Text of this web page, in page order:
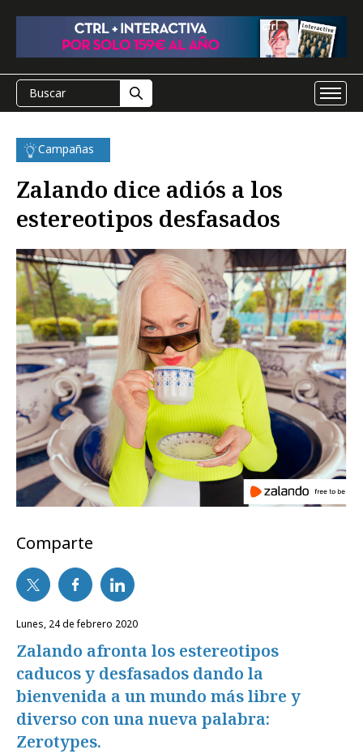
Campañas
Zalando dice adiós a los
estereotipos desfasados
Comparte
lunes, 24 de febrero 2020
Zalando afronta los estereotipos
caducos y desfasados dando la
bienvenida a un mundo más libre y
diverso con una nueva palabra:
Zerotypes.